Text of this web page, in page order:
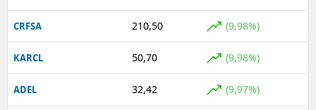
Kırıkkale
Batman
Şırnak
CRFSA 210,50 (9,98%)
KARCL 50,70 (9,98%)
ADEL 32,42 (9,97%)